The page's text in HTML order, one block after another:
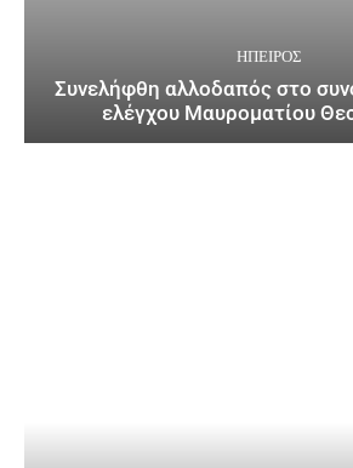
ΉΠΕΙΡΟΣ
Συνελήφθη αλλοδαπός στο
ελέγχου Μαυροματίου